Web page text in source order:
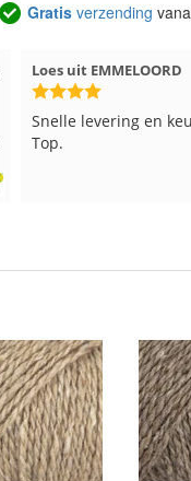
Gratisverzending
Loes uit EMMELOORD
Snelle levering en
Top.